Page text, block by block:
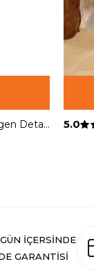
Starinciİnce Askılı Mayo Fuşya Üçgen Detaylı 5.0
İÇERSİNDE
GARANTİSİ